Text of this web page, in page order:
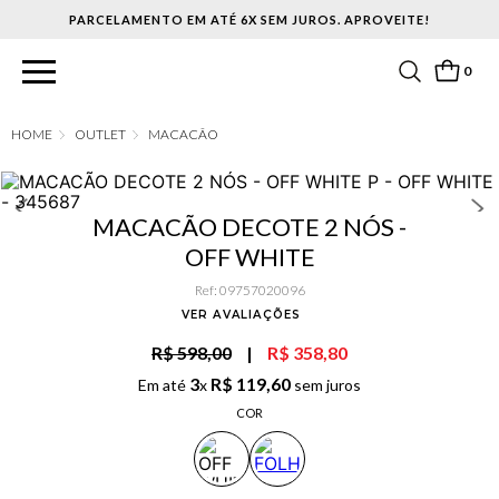
PARCELAMENTO EM ATÉ 6X SEM JUROS. APROVEITE!
0
OUTLET MACACÃO
MACACÃO DECOTE 2 NÓS -
OFF WHITE
Ref: 09757020096
VER AVALIAÇÕES
R$ 598,00 | R$ 358,80
Em até 3x R$ 119,60 sem juros
COR